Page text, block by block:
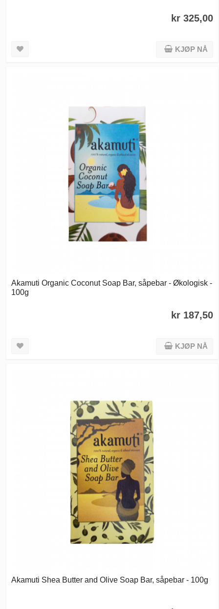
kr 325,00
KJØP NÅ
Akamuti Organic Coconut Soap Bar, såpebar - Økologisk -
100g
kr 187,50
KJØP NÅ
Akamuti Shea Butter and Olive Soap Bar, såpebar - 100g